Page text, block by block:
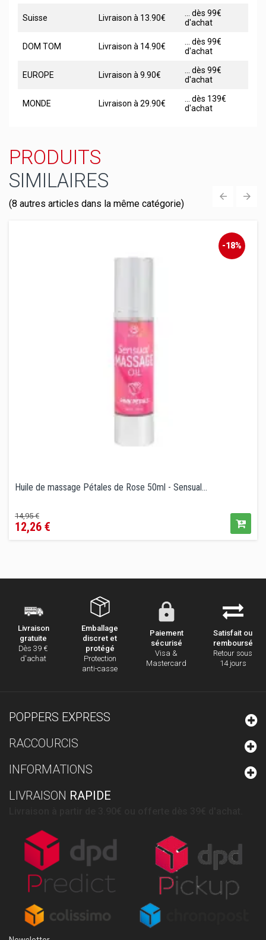
Suisse Livraison à 13.90€
... dès 99€
d'achat
DOM TOM Livraison à 14.90€
... dès 99€
d'achat
EUROPE Livraison à 9.90€
... dès 99€
d'achat
MONDE Livraison à 29.90€
... dès 139€
d'achat
PRODUITS
SIMILAIRES
(8 autres articles dans la même catégorie)
-18%
Huile de massage Pétales de Rose 50ml - Sensual...
Prix
de
14,95 €Prix
12,26 €
Livraison
gratuite
Dès 39 €
d'achat
Emballage
discret et
protégé
Protection
anti-casse
Paiement
sécurisé
Visa &
Mastercard
Satisfait ou
remboursé
Retour sous
14 jours
POPPERS EXPRESS
RACCOURCIS
INFORMATIONS
LIVRAISON RAPIDE